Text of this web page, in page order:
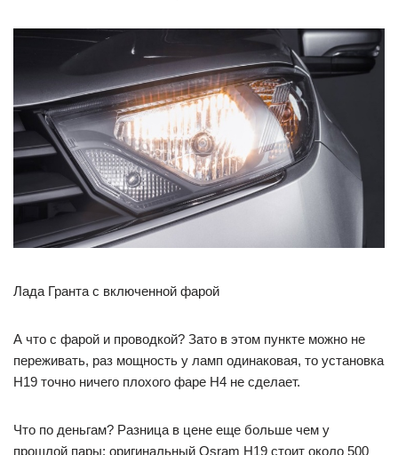
Лада Гранта с включенной фарой
А что с фарой и проводкой? Зато в этом пункте можно не
переживать, раз мощность у ламп одинаковая, то установка
H19 точно ничего плохого фаре H4 не сделает.
Что по деньгам? Разница в цене еще больше чем у
прошлой пары: оригинальный Osram H19 стоит около 500